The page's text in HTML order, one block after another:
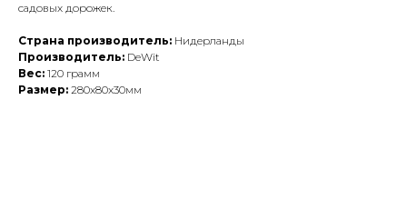
садовых дорожек.
Страна производитель: Нидерланды
Производитель: DeWit
Вес: 120 грамм
Размер: 280x80x30мм